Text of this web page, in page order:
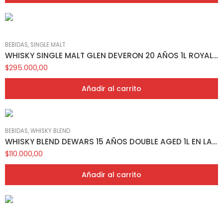
BEBIDAS, SINGLE MALT
WHISKY SINGLE MALT GLEN DEVERON 20 AÑOS 1L ROYAL BURGH COLLECTION
$295.000,00
Añadir al carrito
BEBIDAS,WHISKY BLEND
WHISKY BLEND DEWARS 15 AÑOS DOUBLE AGED 1L EN LATA
$110.000,00
Añadir al carrito